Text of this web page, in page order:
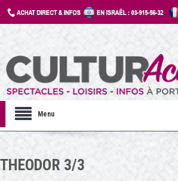
Menu
THEODOR 3/3